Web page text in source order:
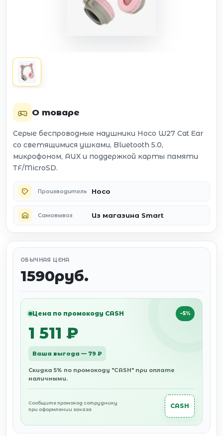
О товаре
Серые беспроводные наушники Hoco W27 Cat Ear
со светящимися ушками, Bluetooth 5.0,
микрофоном, AUX и поддержкой карты памяти
TF/MicroSD.
Производитель Hoco
Самовывоз Из магазина Smart
ОБЫЧНАЯ ЦЕНА
1590руб.
Цена по промокоду CASH −5%
1 511 ₽
Ваша выгода — 79 ₽
Скидка 5% по промокоду "CASH" при оплате
наличными.
Сообщите промокод сотруднику
при оформлении заказа
CASH